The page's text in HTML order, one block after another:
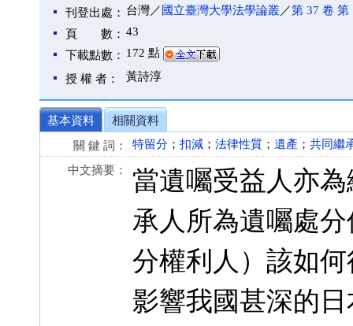
刊登出處： 台灣／ 國立臺灣大學法學論叢／第 37 卷 第
頁 數： 43
下載點數： 172 點
授 權 者： 黃詩淳
基本資料
相關資料
關 鍵 詞：
特留分 ； 扣減 ； 法律性質 ； 遺產 ； 共同繼
中文摘要：
當遺囑受益人亦
承人所為遺囑處
分權利人）該如
影響我國甚深的